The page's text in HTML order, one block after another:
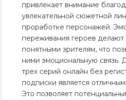
привлекает внимание
увлекательной сюжетной
проработке персонажей.
переживания героев делают
понятными зрителям, что
ними эмоциональную связь.
трех серий онлайн без
подписки является
Это позволяет